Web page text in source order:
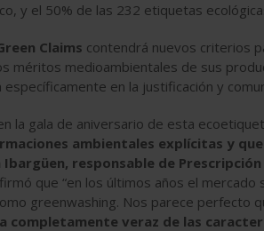
y el 50% de las 232 etiquetas
Claims contendrá nuevos criterios
méritos medioambientales de sus
en la justificación y
la gala de aniversario de esta
ambientales explícitas y
Ibargüen, responsable de
que “en los últimos años el
greenwashing. Nos parece perfecto
completamente veraz de las